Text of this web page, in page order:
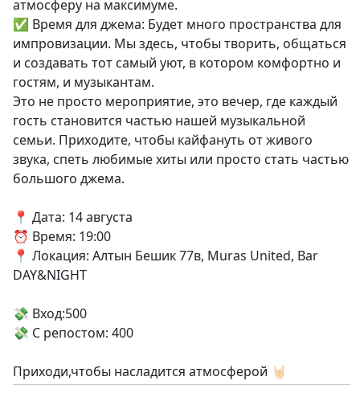
атмосферу на максимуме.
✅ Время для джема: Будет много пространства для
импровизации. Мы здесь, чтобы творить, общаться
и создавать тот самый уют, в котором комфортно и
гостям, и музыкантам.
Это не просто мероприятие, это вечер, где каждый
гость становится частью нашей музыкальной
семьи. Приходите, чтобы кайфануть от живого
звука, спеть любимые хиты или просто стать частью
большого джема.
📍 Дата: 14 августа
⏰ Время: 19:00
📍 Локация: Алтын Бешик 77в, Muras United, Bar
DAY&NIGHT
💸 Вход:500
💸 С репостом: 400
Приходи,чтобы насладится атмосферой 🤘🏻